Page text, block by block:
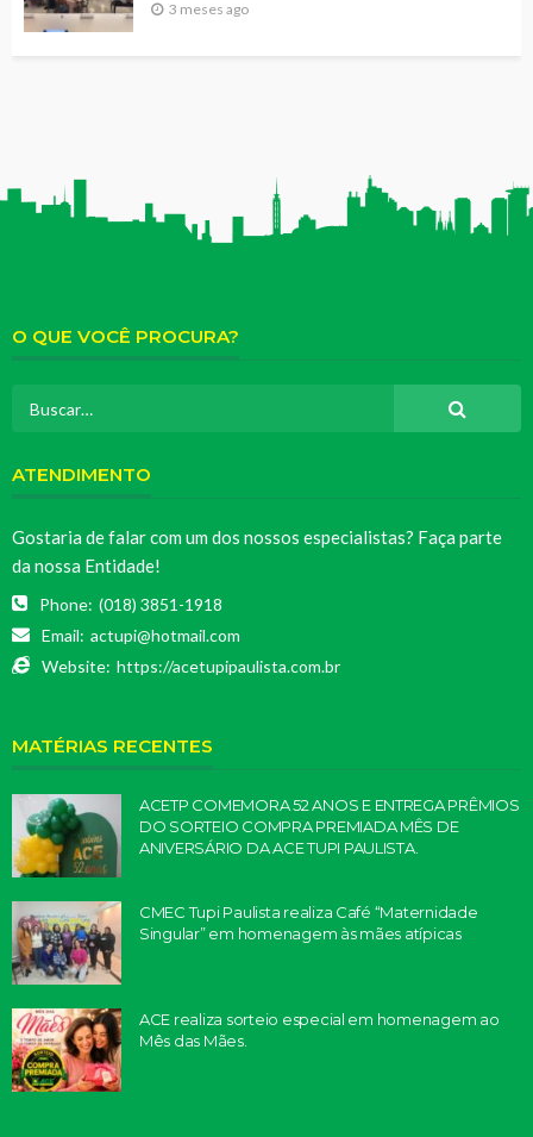
3 meses ago
O QUE VOCÊ PROCURA?
ATENDIMENTO
Gostaria de falar com um dos nossos especialistas? Faça parte
da nossa Entidade!
Phone: (018) 3851-1918
Email: actupi@hotmail.com
Website: https://acetupipaulista.com.br
MATÉRIAS RECENTES
ACETP COMEMORA 52 ANOS E ENTREGA PRÊMIOS
DO SORTEIO COMPRA PREMIADA MÊS DE
ANIVERSÁRIO DA ACE TUPI PAULISTA.
CMEC Tupi Paulista realiza Café “Maternidade
Singular” em homenagem às mães atípicas
ACE realiza sorteio especial em homenagem ao
Mês das Mães.